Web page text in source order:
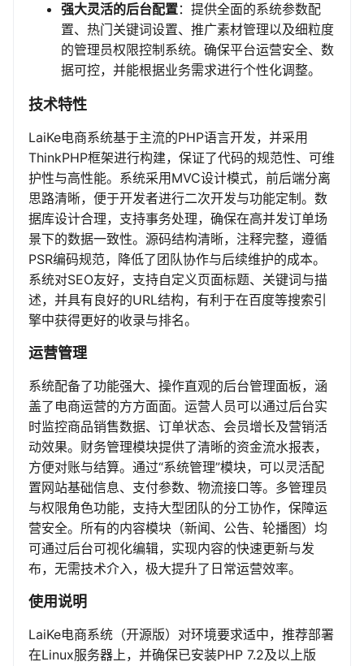
强大灵活的后台配置：提供全面的系统参数配
置、热门关键词设置、推广素材管理以及细粒度
的管理员权限控制系统。确保平台运营安全、数
据可控，并能根据业务需求进行个性化调整。
技术特性
LaiKe电商系统基于主流的PHP语言开发，并采用
ThinkPHP框架进行构建，保证了代码的规范性、可维
护性与高性能。系统采用MVC设计模式，前后端分离
思路清晰，便于开发者进行二次开发与功能定制。数
据库设计合理，支持事务处理，确保在高并发订单场
景下的数据一致性。源码结构清晰，注释完整，遵循
PSR编码规范，降低了团队协作与后续维护的成本。
系统对SEO友好，支持自定义页面标题、关键词与描
述，并具有良好的URL结构，有利于在百度等搜索引
擎中获得更好的收录与排名。
运营管理
系统配备了功能强大、操作直观的后台管理面板，涵
盖了电商运营的方方面面。运营人员可以通过后台实
时监控商品销售数据、订单状态、会员增长及营销活
动效果。财务管理模块提供了清晰的资金流水报表，
方便对账与结算。通过“系统管理”模块，可以灵活配
置网站基础信息、支付参数、物流接口等。多管理员
与权限角色功能，支持大型团队的分工协作，保障运
营安全。所有的内容模块（新闻、公告、轮播图）均
可通过后台可视化编辑，实现内容的快速更新与发
布，无需技术介入，极大提升了日常运营效率。
使用说明
LaiKe电商系统（开源版）对环境要求适中，推荐部署
在Linux服务器上，并确保已安装PHP 7.2及以上版